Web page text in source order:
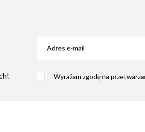
Wyrażam zgodę na